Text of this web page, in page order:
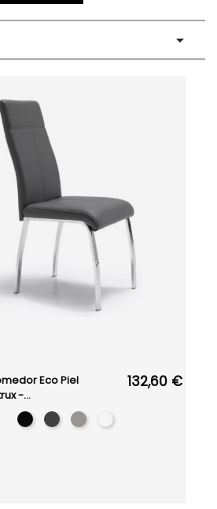

Eco Piel
-...
132,60 €